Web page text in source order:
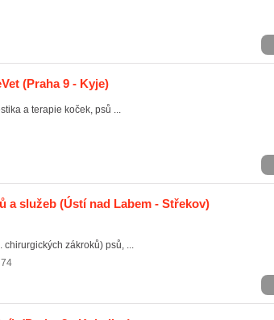
(Praha 9 - Kyje)
a terapie koček, psů ...
a služeb (Ústí nad Labem - Střekov)
zákroků) psů, ...